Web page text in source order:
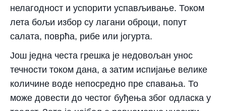
нелагодност и успорити успављивање. Током
лета бољи избор су лагани оброци, попут
салата, поврћа, рибе или јогурта.
Још једна честа грешка је недовољан унос
течности током дана, а затим испијање велике
количине воде непосредно пре спавања. То
може довести до честог буђења због одласка у